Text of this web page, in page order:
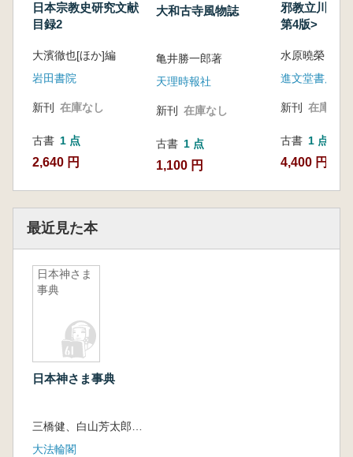
日本宗教史研究文献
目録2
大濱徹也[ほか]編
岩田書院
新刊 在庫なし
古書 1 点
2,640 円
大和古寺風物誌
亀井勝一郎著
天理時報社
新刊 在庫なし
古書 1 点
1,100 円
邪教立川流の
第4版>
水原曉榮 著
進文堂書店
新刊 在庫なし
古書 1 点
4,400 円
最近見た本
日本神さま
事典
日本神さま事典
三橋健、白山芳太郎 編著
大法輪閣